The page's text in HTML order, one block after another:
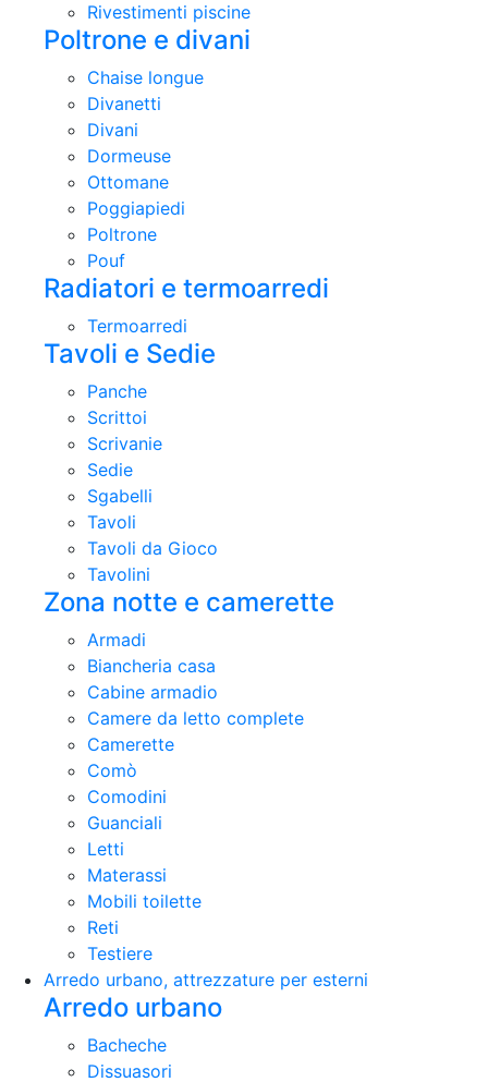
Rivestimenti piscine
Poltrone e divani
Chaise longue
Divanetti
Divani
Dormeuse
Ottomane
Poggiapiedi
Poltrone
Pouf
Radiatori e termoarredi
Termoarredi
Tavoli e Sedie
Panche
Scrittoi
Scrivanie
Sedie
Sgabelli
Tavoli
Tavoli da Gioco
Tavolini
Zona notte e camerette
Armadi
Biancheria casa
Cabine armadio
Camere da letto complete
Camerette
Comò
Comodini
Guanciali
Letti
Materassi
Mobili toilette
Reti
Testiere
Arredo urbano, attrezzature per esterni
Arredo urbano
Bacheche
Dissuasori